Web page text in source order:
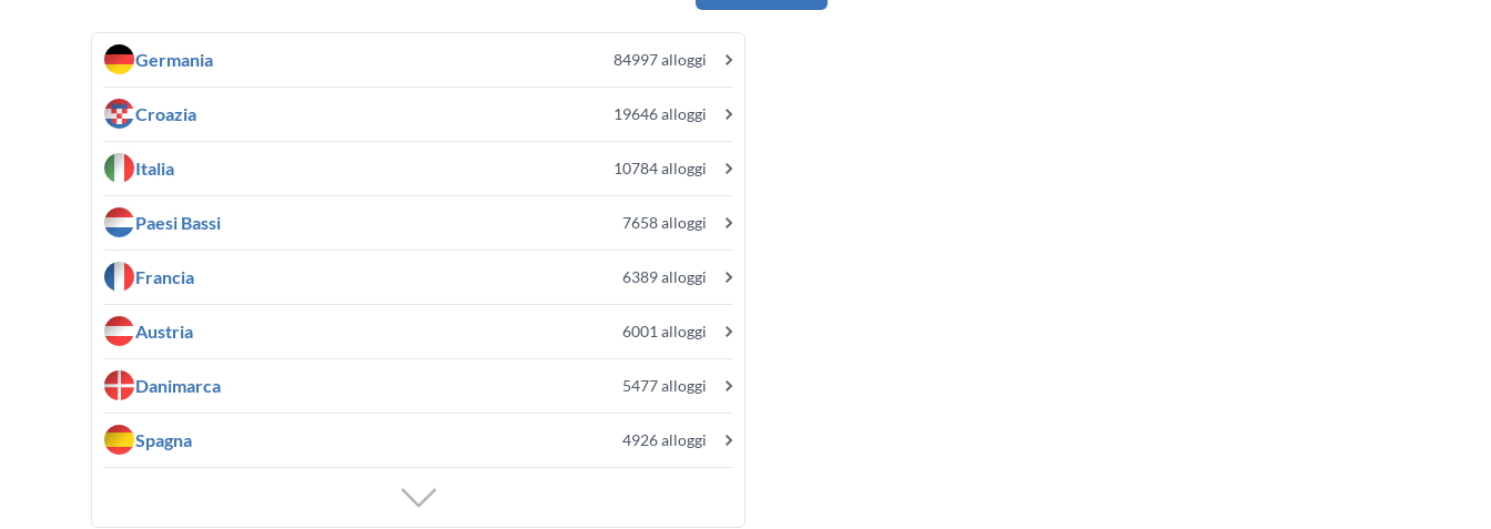
Germania 84997 alloggi
Croazia 19646 alloggi
Italia 10784 alloggi
Paesi Bassi 7658 alloggi
Francia 6389 alloggi
Austria 6001 alloggi
Danimarca 5477 alloggi
Spagna 4926 alloggi